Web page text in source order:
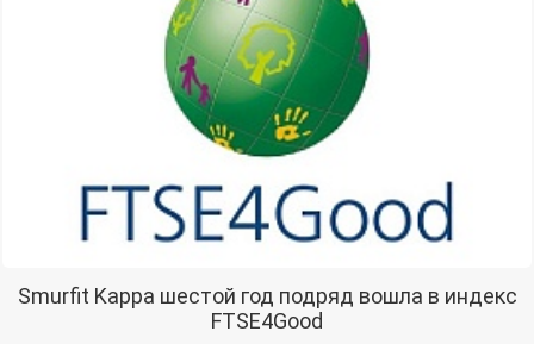
Smurfit Kappa шестой год подряд вошла в индекс
FTSE4Good